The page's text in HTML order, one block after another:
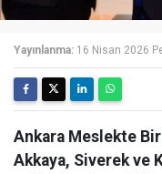
Yayınlanma: 16 Nisan 2026
Ankara Meslekte
Akkaya, Siverek ve